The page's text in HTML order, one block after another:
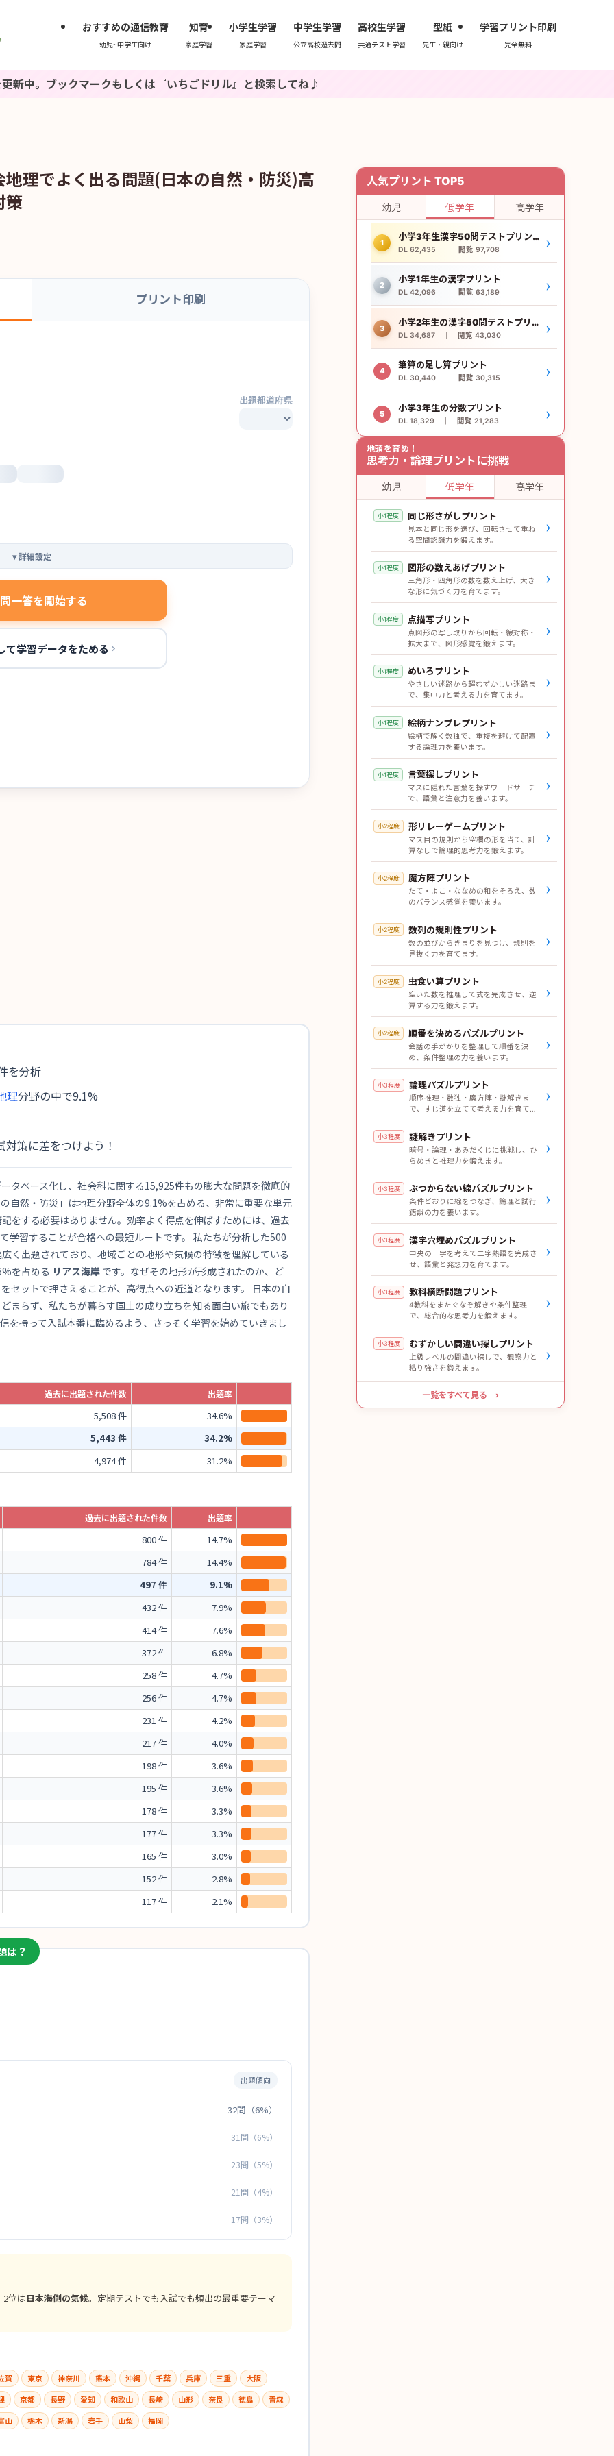
おすすめの通信教育
幼児~中学生向け
知育
家庭学習
小学生学習
家庭学習
中学生学習
公立高校過去問
高校生学習
共通テスト学習
型紙
先生・親向け
学習プリント印刷
完全無料
クもしくは『いちごドリル』と検索してね♪
理でよく出る問題(日本の自然・防災)高
策
プリント印刷
出題都道府県
▾詳細設定
一答を開始する
て学習データをためる
を分析
理分野の中で9.1%
策に差をつけよう！
タベース化し、社会科に関する15,925件もの膨大な問題を徹底的
自然・防災」は地理分野全体の9.1%を占める、非常に重要な単元
をする必要はありません。効率よく得点を伸ばすためには、過去
学習することが合格への最短ルートです。 私たちが分析した500
く出題されており、地域ごとの地形や気候の特徴を理解している
を占める リアス海岸 です。なぜその地形が形成されたのか、ど
セットで押さえることが、高得点への近道となります。 日本の自
まらず、私たちが暮らす国土の成り立ちを知る面白い旅でもあり
を持って入試本番に臨めるよう、さっそく学習を始めていきまし
過去に出題された件数 出題率
5,508 件
34.6%
5,443 件
34.2%
4,974 件
31.2%
過去に出題された件数 出題率
800 件
14.7%
784 件
14.4%
497 件
9.1%
432 件
7.9%
414 件
7.6%
372 件
6.8%
258 件
4.7%
256 件
4.7%
231 件
4.2%
217 件
4.0%
198 件
3.6%
195 件
3.6%
178 件
3.3%
177 件
3.3%
165 件
3.0%
152 件
2.8%
117 件
2.1%
は？
出題傾向
32問（6%）
31問（6%）
23問（5%）
21問（4%）
17問（3%）
2位は日本海側の気候。定期テストでも入試でも頻出の最重要テーマ
賀 東京 神奈川 熊本 沖縄 千葉 兵庫 三重
大阪
京都 長野 愛知 和歌山 長崎 山形 奈良 徳島
青森
山
栃木 新潟 岩手 山梨 福岡
人気プリント TOP5
幼児 低学年 高学年
1
小学3年生漢字50問テストプリント
DL 62,435 ｜ 閲覧 97,708 ›
2
小学1年生の漢字プリント
DL 42,096 ｜ 閲覧 63,189 ›
3
小学2年生の漢字50問テストプリント
DL 34,687 ｜ 閲覧 43,030 ›
4
筆算の足し算プリント
DL 30,440 ｜ 閲覧 30,315 ›
5
小学3年生の分数プリント
DL 18,329 ｜ 閲覧 21,283 ›
地頭を育め！
思考力・論理プリントに挑戦
幼児 低学年 高学年
小1程度 同じ形さがしプリント
見本と同じ形を選び、回転させて重ね
る空間認識力を鍛えます。
›
小1程度 図形の数えあげプリント
三角形・四角形の数を数え上げ、大き
な形に気づく力を育てます。
›
小1程度 点描写プリント
点図形の写し取りから回転・線対称・
拡大まで、図形感覚を鍛えます。
›
小1程度 めいろプリント
やさしい迷路から超むずかしい迷路ま
で、集中力と考える力を育てます。
›
小1程度 絵柄ナンプレプリント
絵柄で解く数独で、重複を避けて配置
する論理力を養います。
›
小1程度 言葉探しプリント
マスに隠れた言葉を探すワードサーチ
で、語彙と注意力を養います。
›
小2程度 形リレーゲームプリント
マス目の規則から空欄の形を当て、計
算なしで論理的思考力を鍛えます。
›
小2程度 魔方陣プリント
たて・よこ・ななめの和をそろえ、数
のバランス感覚を養います。
›
小2程度 数列の規則性プリント
数の並びからきまりを見つけ、規則を
見抜く力を育てます。
›
小2程度 虫食い算プリント
空いた数を推理して式を完成させ、逆
算する力を鍛えます。
›
小2程度 順番を決めるパズルプリント
会話の手がかりを整理して順番を決
め、条件整理の力を養います。
›
小3程度 論理パズルプリント
順序推理・数独・魔方陣・謎解きま
で、すじ道を立てて考える力を育てま
す。
›
小3程度 謎解きプリント
暗号・論理・あみだくじに挑戦し、ひ
らめきと推理力を鍛えます。
›
小3程度 ぶつからない線パズルプリント
条件どおりに線をつなぎ、論理と試行
錯誤の力を養います。
›
小3程度 漢字穴埋めパズルプリント
中央の一字を考えて二字熟語を完成さ
せ、語彙と発想力を育てます。
›
小3程度 教科横断問題プリント
4教科をまたぐなぞ解きや条件整理
で、総合的な思考力を鍛えます。
›
小3程度 むずかしい間違い探しプリント
上級レベルの間違い探しで、観察力と
粘り強さを鍛えます。
›
一覧をすべて見る ›